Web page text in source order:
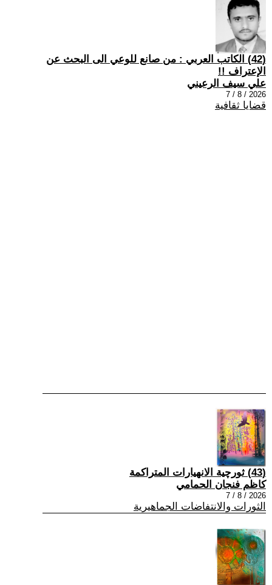
(42) الكاتب العربي : من صانع للوعي الى البحث عن
الإعتراف !!
علي سيف الرعيني
2026 / 8 / 7
قضايا ثقافية
(43) ثورچية الانهيارات المتراكمة
كاظم فنجان الحمامي
2026 / 8 / 7
الثورات والانتفاضات الجماهيرية